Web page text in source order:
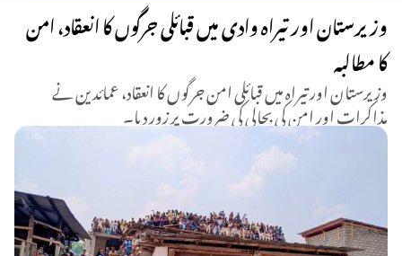
وزیرستان اور تیراہ وادی میں قبائلی جرگوں کا انعقاد، امن
کا مطالبہ
وزیرستان اور تیراہ میں قبائلی امن جرگوں کا انعقاد، عمائدین نے
مذاکرات اور امن کی بحالی کی ضرورت پر زور دیا۔